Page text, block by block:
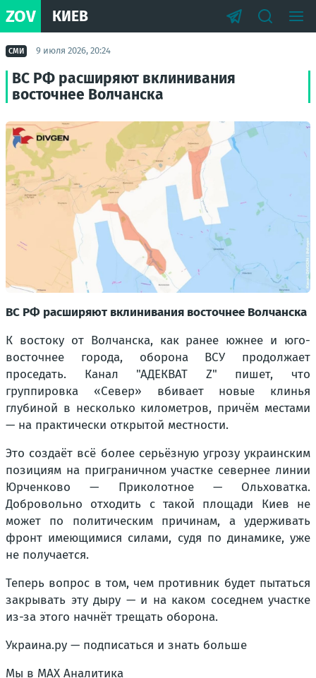
ZOV КИЕВ
СМИ 9 июля 2026, 20:24
ВС РФ расширяют вклинивания
восточнее Волчанска
ВС РФ расширяют вклинивания восточнее Волчанска
К востоку от Волчанска, как ранее южнее и юго-
восточнее города, оборона ВСУ продолжает
проседать. Канал "АДЕКВАТ Z" пишет, что
группировка «Север» вбивает новые клинья
глубиной в несколько километров, причём местами
— на практически открытой местности.
Это создаёт всё более серьёзную угрозу украинским
позициям на приграничном участке севернее линии
Юрченково — Приколотное — Ольховатка.
Добровольно отходить с такой площади Киев не
может по политическим причинам, а удерживать
фронт имеющимися силами, судя по динамике, уже
не получается.
Теперь вопрос в том, чем противник будет пытаться
закрывать эту дыру — и на каком соседнем участке
из-за этого начнёт трещать оборона.
Украина.ру — подписаться и знать больше
Мы в MAX Аналитика